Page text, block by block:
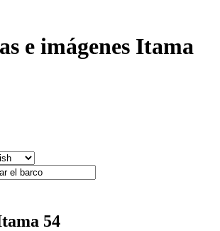
e imágenes Itama
54